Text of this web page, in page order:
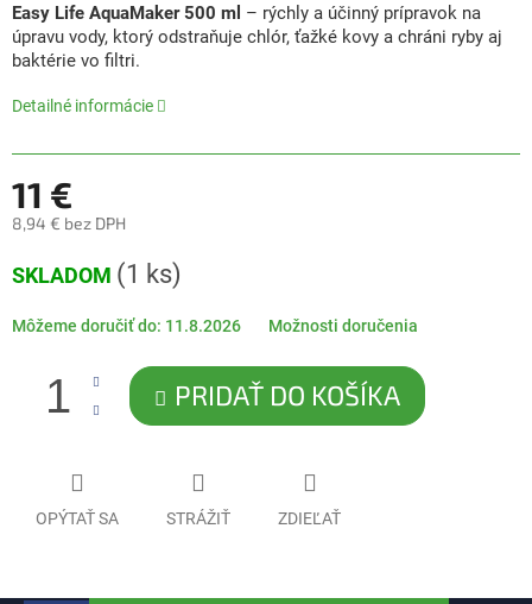
produktu
je
0,0
5
Easy Life AquaMaker 500 ml – rýchly a účinný prípravok na
úpravu vody, ktorý odstraňuje chlór, ťažké kovy a chráni ryby aj
baktérie vo filtri.
Detailné informácie
11 €
8,94 € bez DPH
cena:
SKLADOM (1 ks)
Môžeme doručiť do: 11.8.2026 Možnosti doručenia
PRIDAŤ DO KOŠÍKA
OPÝTAŤ SA STRÁŽIŤ ZDIEĽAŤ